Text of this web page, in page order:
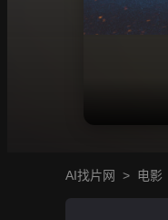
AI找片网 > 电影